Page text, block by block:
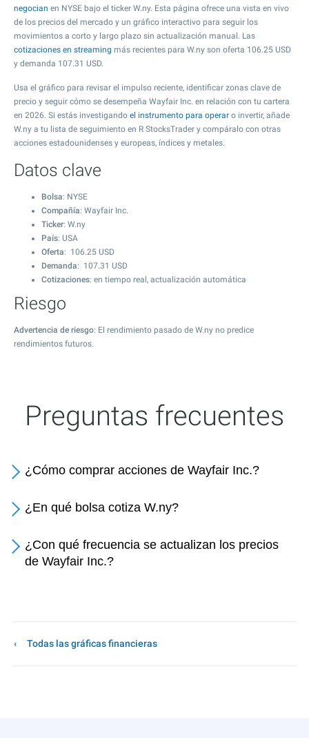
negocian en NYSE bajo el ticker W.ny. Esta página ofrece una vista en vivo
de los precios del mercado y un gráfico interactivo para seguir los
movimientos a corto y largo plazo sin actualización manual. Las
cotizaciones en streaming más recientes para W.ny son oferta 106.25 USD
y demanda 107.31 USD.
Usa el gráfico para revisar el impulso reciente, identificar zonas clave de
precio y seguir cómo se desempeña Wayfair Inc. en relación con tu cartera
en 2026. Si estás investigando el instrumento para operar o invertir, añade
W.ny a tu lista de seguimiento en R StocksTrader y compáralo con otras
acciones estadounidenses y europeas, índices y metales.
Datos clave
Bolsa: NYSE
Compañía: Wayfair Inc.
Ticker: W.ny
País: USA
Oferta: 106.25 USD
Demanda: 107.31 USD
Cotizaciones: en tiempo real, actualización automática
Riesgo
Advertencia de riesgo: El rendimiento pasado de W.ny no predice
rendimientos futuros.
Preguntas frecuentes
¿Cómo comprar acciones de Wayfair Inc.?
¿En qué bolsa cotiza W.ny?
¿Con qué frecuencia se actualizan los precios
de Wayfair Inc.?
Todas las gráficas financieras